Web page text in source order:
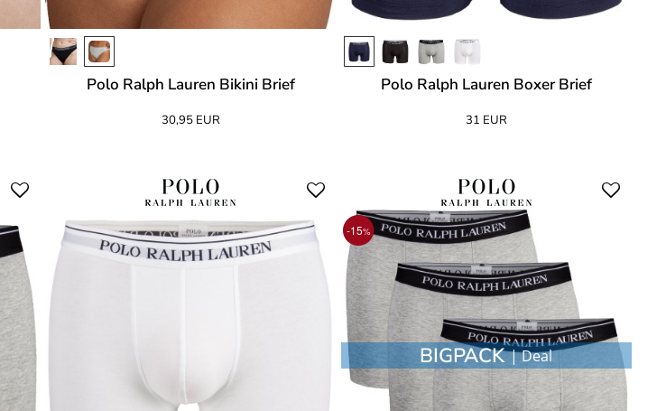
Polo Ralph Lauren Bikini Brief
30,95 EUR
Polo Ralph Lauren Boxer Brief
31 EUR
-15%
BIGPACK| Deal